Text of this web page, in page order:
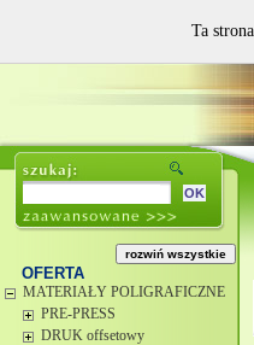
OFERTA
MATERIAŁY POLIGRAFICZNE
PRE-PRESS
DRUK offsetowy
Ta